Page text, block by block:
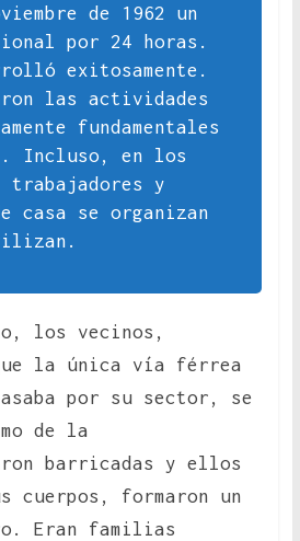
de 1962 un
por 24 horas.
exitosamente.
las actividades
fundamentales
Incluso, en los
y
casa se organizan
los vecinos,
la única vía férrea
por su sector, se
de la
barricadas y ellos
cuerpos, formaron un
Eran familias